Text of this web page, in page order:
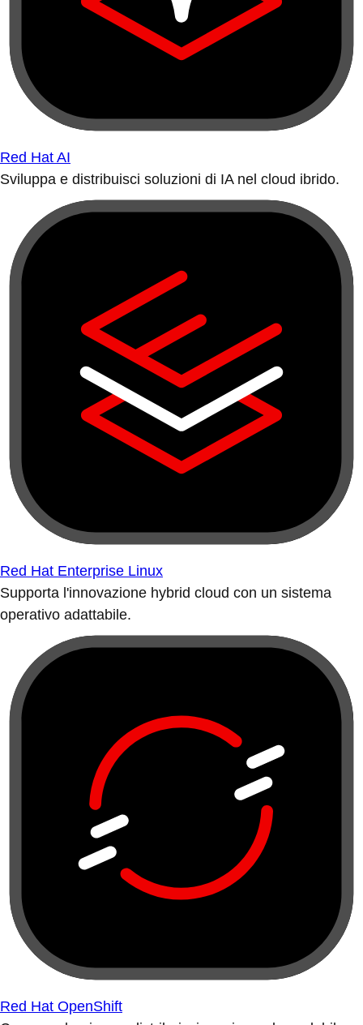
Red Hat AI
Sviluppa e distribuisci soluzioni di IA nel cloud ibrido.
Red Hat Enterprise Linux
Supporta l'innovazione hybrid cloud con un sistema
operativo adattabile.
Red Hat OpenShift